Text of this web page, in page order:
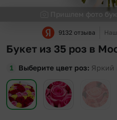
Пришлем фото
9132 отзыва Наш
Букет из 35 роз в
Выберите цвет роз Яркий